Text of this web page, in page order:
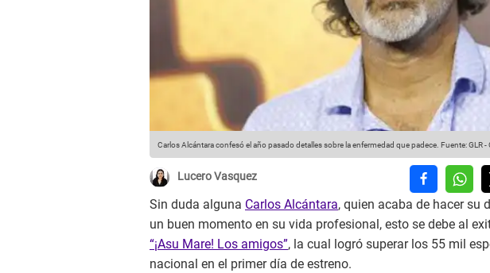
Carlos Alcántara confesó el año pasado detalles sobre la enfermedad que padece. Fuente: GLR-
Lucero Vasquez
Sin duda alguna Carlos Alcántara, quien acaba de hacer su
un buen momento en su vida profesional, esto se debe al
“¡Asu Mare! Los amigos”, la cual logró superar los 55 mil
nacional en el primer día de estreno.